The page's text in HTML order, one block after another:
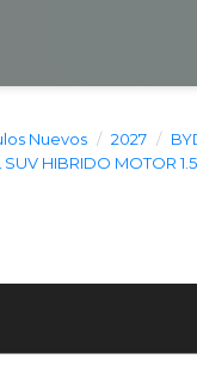
Nuevos 2027
HIBRIDO MOTOR 1.5